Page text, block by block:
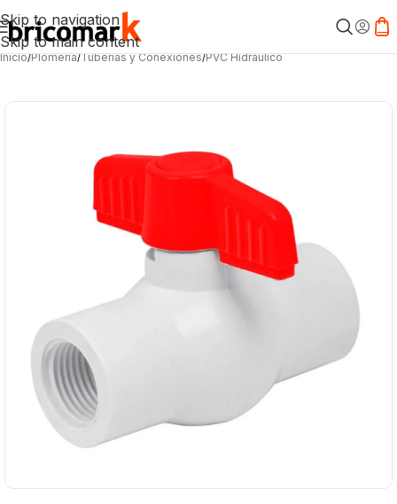
Skip to navigation
Skip to main content
Inicio/Plomería/Tuberías y Conexiones/PVC Hidráulico